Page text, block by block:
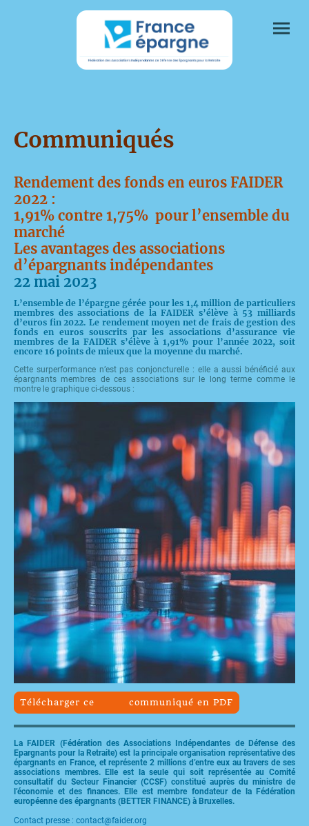
Communiqués
Rendement des fonds en euros FAIDER
2022 :
1,91% contre 1,75% pour l’ensemble du
marché
Les avantages des associations
d’épargnants indépendantes
22 mai 2023
L’ensemble de l’épargne gérée pour les 1,4 million de particuliers
membres des associations de la FAIDER s’élève à 53 milliards
d’euros fin 2022. Le rendement moyen net de frais de gestion des
fonds en euros souscrits par les associations d’assurance vie
membres de la FAIDER s’élève à 1,91% pour l’année 2022, soit
encore 16 points de mieux que la moyenne du marché.
Cette surperformance n’est pas conjoncturelle : elle a aussi bénéficié aux
épargnants membres de ces associations sur le long terme comme le
montre le graphique ci-dessous :
Télécharger ce communiqué en PDF
La FAIDER (Fédération des Associations Indépendantes de Défense des
Epargnants pour la Retraite) est la principale organisation représentative des
épargnants en France, et représente 2 millions d’entre eux au travers de ses
associations membres. Elle est la seule qui soit représentée au Comité
consultatif du Secteur Financier (CCSF) constitué auprès du ministre de
l’économie et des finances. Elle est membre fondateur de la Fédération
européenne des épargnants (BETTER FINANCE) à Bruxelles.
Contact presse : contact@faider.org